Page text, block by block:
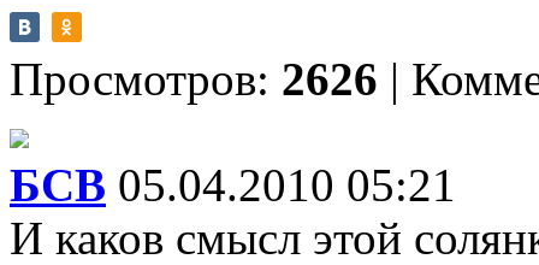
Просмотров: 2626 |
БСВ 05.04.2010 05:21
И каков смысл этой